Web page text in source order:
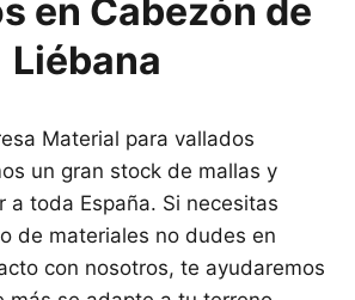
en Cabezón de
Liébana
Material para vallados
un gran stock de mallas y
a toda España. Si necesitas
de materiales no dudes en
con nosotros, te ayudaremos